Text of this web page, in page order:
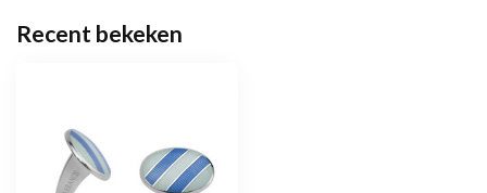
Recent bekeken